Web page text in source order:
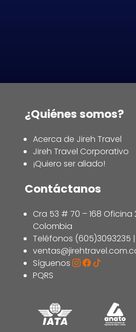
¿Quiénes somos?
Acerca de Jireh Travel
Jireh Travel Corporativo
¡Quiero ser aliado!
Contáctanos
Cra 53 # 70 – 168 Oficina
Colombia
Teléfonos (605)3093235 |
Síguenos
PQRS